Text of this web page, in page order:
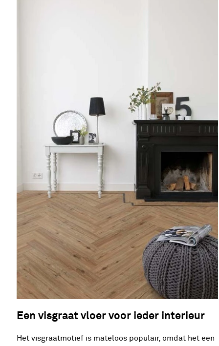
Een visgraat vloer voor ieder interieur
Het visgraatmotief is mateloos populair, omdat het een